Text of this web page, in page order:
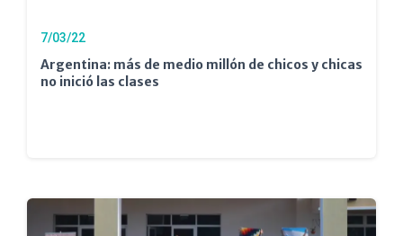
7/03/22
Argentina: más de medio millón de chicos y chicas
no inició las clases